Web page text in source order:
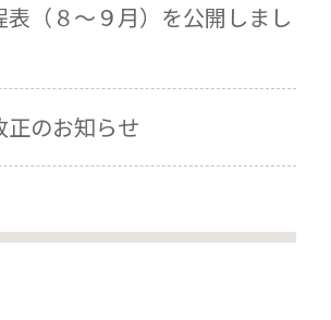
（８～９月）を公開しまし
正のお知らせ